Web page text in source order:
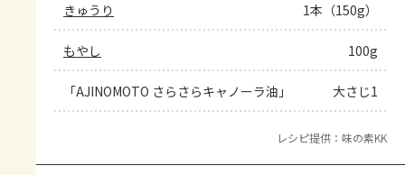
きゅうり 1本（150g）
もやし 100g
「AJINOMOTO さらさらキャノーラ油」 大さじ1
レシピ提供：味の素KK